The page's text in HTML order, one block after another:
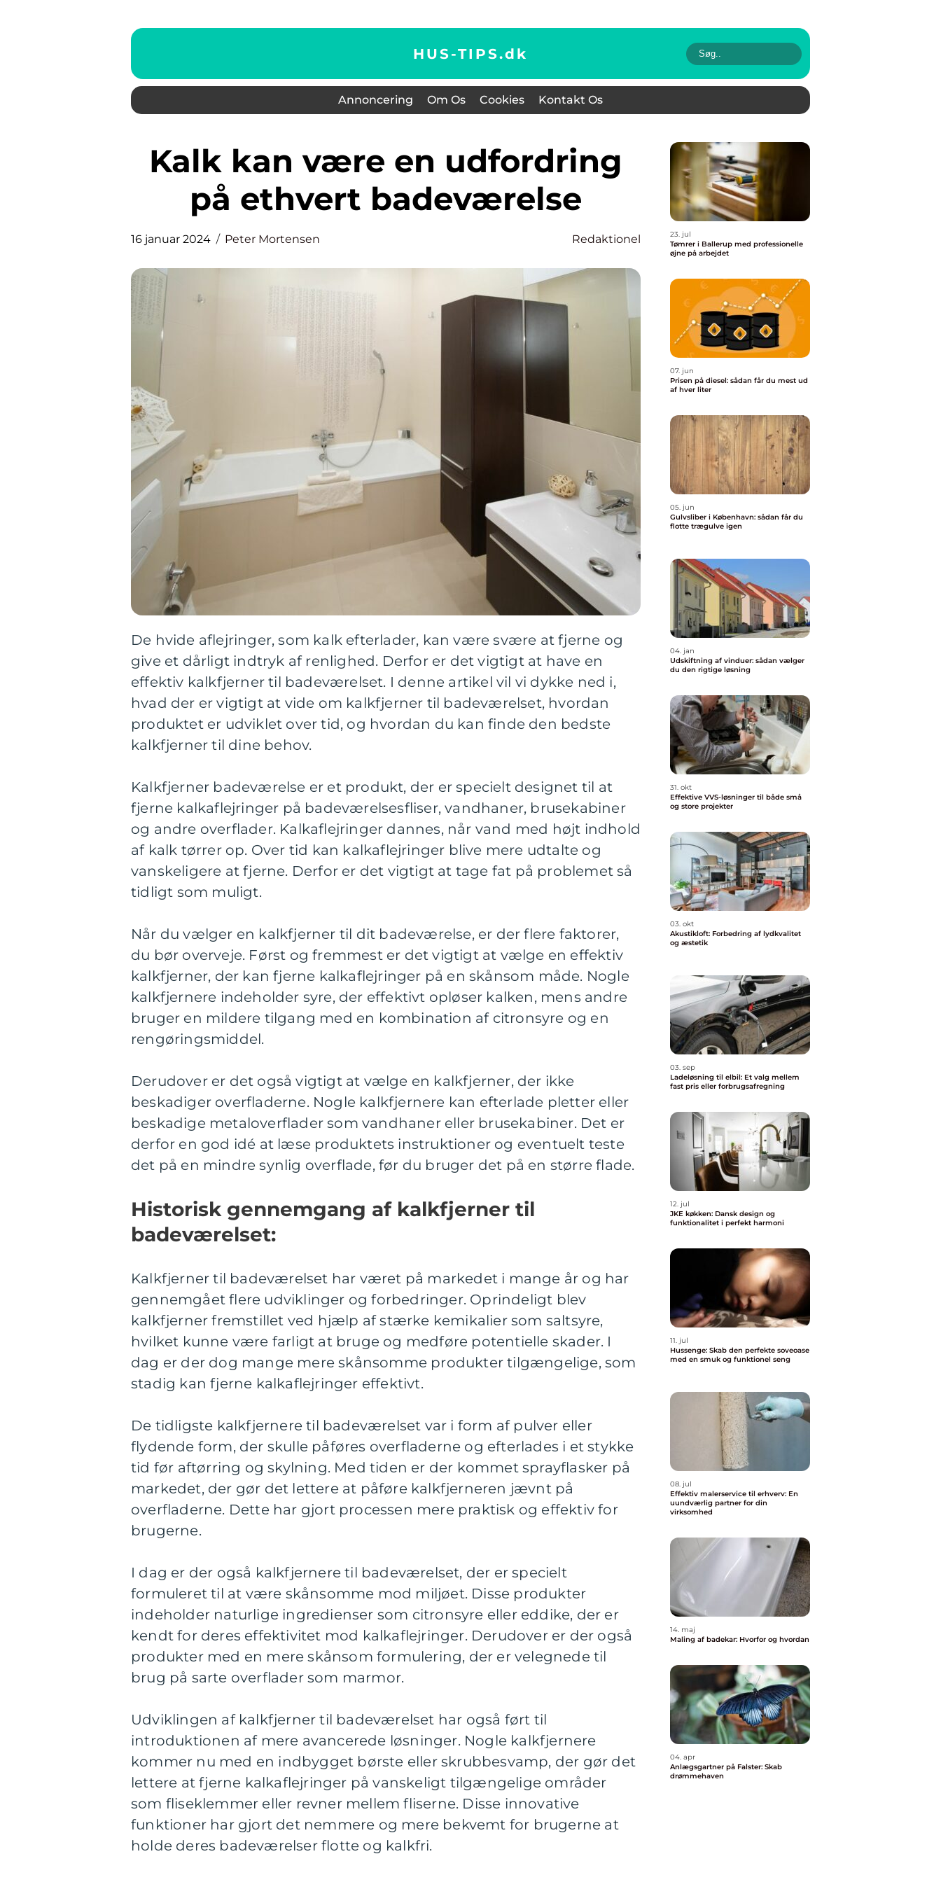
HUS-TIPS.dk
Annoncering Om Os Cookies Kontakt Os
Kalk kan være en udfordring
på ethvert badeværelse
16 januar 2024 Peter Mortensen Redaktionel
De hvide aflejringer, som kalk efterlader, kan være svære at fjerne og
give et dårligt indtryk af renlighed. Derfor er det vigtigt at have en
effektiv kalkfjerner til badeværelset. I denne artikel vil vi dykke ned i,
hvad der er vigtigt at vide om kalkfjerner til badeværelset, hvordan
produktet er udviklet over tid, og hvordan du kan finde den bedste
kalkfjerner til dine behov.
Kalkfjerner badeværelse er et produkt, der er specielt designet til at
fjerne kalkaflejringer på badeværelsesfliser, vandhaner, brusekabiner
og andre overflader. Kalkaflejringer dannes, når vand med højt indhold
af kalk tørrer op. Over tid kan kalkaflejringer blive mere udtalte og
vanskeligere at fjerne. Derfor er det vigtigt at tage fat på problemet så
tidligt som muligt.
Når du vælger en kalkfjerner til dit badeværelse, er der flere faktorer,
du bør overveje. Først og fremmest er det vigtigt at vælge en effektiv
kalkfjerner, der kan fjerne kalkaflejringer på en skånsom måde. Nogle
kalkfjernere indeholder syre, der effektivt opløser kalken, mens andre
bruger en mildere tilgang med en kombination af citronsyre og en
rengøringsmiddel.
Derudover er det også vigtigt at vælge en kalkfjerner, der ikke
beskadiger overfladerne. Nogle kalkfjernere kan efterlade pletter eller
beskadige metaloverflader som vandhaner eller brusekabiner. Det er
derfor en god idé at læse produktets instruktioner og eventuelt teste
det på en mindre synlig overflade, før du bruger det på en større flade.
Historisk gennemgang af kalkfjerner til
badeværelset:
Kalkfjerner til badeværelset har været på markedet i mange år og har
gennemgået flere udviklinger og forbedringer. Oprindeligt blev
kalkfjerner fremstillet ved hjælp af stærke kemikalier som saltsyre,
hvilket kunne være farligt at bruge og medføre potentielle skader. I
dag er der dog mange mere skånsomme produkter tilgængelige, som
stadig kan fjerne kalkaflejringer effektivt.
De tidligste kalkfjernere til badeværelset var i form af pulver eller
flydende form, der skulle påføres overfladerne og efterlades i et stykke
tid før aftørring og skylning. Med tiden er der kommet sprayflasker på
markedet, der gør det lettere at påføre kalkfjerneren jævnt på
overfladerne. Dette har gjort processen mere praktisk og effektiv for
brugerne.
I dag er der også kalkfjernere til badeværelset, der er specielt
formuleret til at være skånsomme mod miljøet. Disse produkter
indeholder naturlige ingredienser som citronsyre eller eddike, der er
kendt for deres effektivitet mod kalkaflejringer. Derudover er der også
produkter med en mere skånsom formulering, der er velegnede til
brug på sarte overflader som marmor.
Udviklingen af kalkfjerner til badeværelset har også ført til
introduktionen af mere avancerede løsninger. Nogle kalkfjernere
kommer nu med en indbygget børste eller skrubbesvamp, der gør det
lettere at fjerne kalkaflejringer på vanskeligt tilgængelige områder
som fliseklemmer eller revner mellem fliserne. Disse innovative
funktioner har gjort det nemmere og mere bekvemt for brugerne at
holde deres badeværelser flotte og kalkfri.
23. jul
Tømrer i Ballerup med professionelle
øjne på arbejdet
07. jun
Prisen på diesel: sådan får du mest ud
af hver liter
05. jun
Gulvsliber i København: sådan får du
flotte trægulve igen
04. jan
Udskiftning af vinduer: sådan vælger
du den rigtige løsning
31. okt
Effektive VVS-løsninger til både små
og store projekter
03. okt
Akustikloft: Forbedring af lydkvalitet
og æstetik
03. sep
Ladeløsning til elbil: Et valg mellem
fast pris eller forbrugsafregning
12. jul
JKE køkken: Dansk design og
funktionalitet i perfekt harmoni
11. jul
Hussenge: Skab den perfekte soveoase
med en smuk og funktionel seng
08. jul
Effektiv malerservice til erhverv: En
uundværlig partner for din
virksomhed
14. maj
Maling af badekar: Hvorfor og hvordan
04. apr
Anlægsgartner på Falster: Skab
drømmehaven